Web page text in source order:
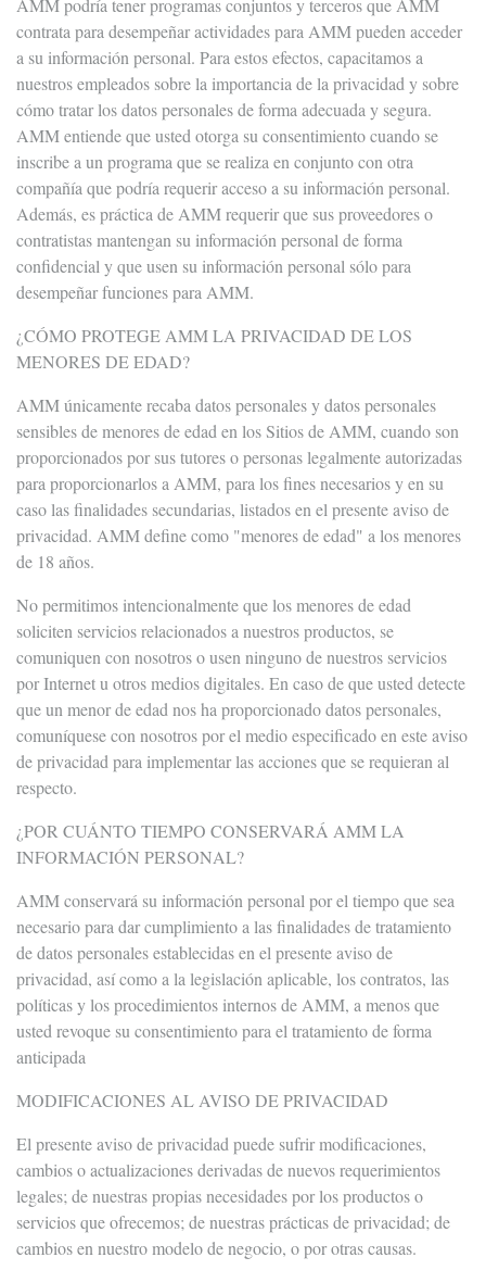
AMM podría tener programas conjuntos y terceros que AMM
contrata para desempeñar actividades para AMM pueden acceder
a su información personal. Para estos efectos, capacitamos a
nuestros empleados sobre la importancia de la privacidad y sobre
cómo tratar los datos personales de forma adecuada y segura.
AMM entiende que usted otorga su consentimiento cuando se
inscribe a un programa que se realiza en conjunto con otra
compañía que podría requerir acceso a su información personal.
Además, es práctica de AMM requerir que sus proveedores o
contratistas mantengan su información personal de forma
confidencial y que usen su información personal sólo para
desempeñar funciones para AMM.
¿CÓMO PROTEGE AMM LA PRIVACIDAD DE LOS
MENORES DE EDAD?
AMM únicamente recaba datos personales y datos personales
sensibles de menores de edad en los Sitios de AMM, cuando son
proporcionados por sus tutores o personas legalmente autorizadas
para proporcionarlos a AMM, para los fines necesarios y en su
caso las finalidades secundarias, listados en el presente aviso de
privacidad. AMM define como "menores de edad" a los menores
de 18 años.
No permitimos intencionalmente que los menores de edad
soliciten servicios relacionados a nuestros productos, se
comuniquen con nosotros o usen ninguno de nuestros servicios
por Internet u otros medios digitales. En caso de que usted detecte
que un menor de edad nos ha proporcionado datos personales,
comuníquese con nosotros por el medio especificado en este aviso
de privacidad para implementar las acciones que se requieran al
respecto.
¿POR CUÁNTO TIEMPO CONSERVARÁ AMM LA
INFORMACIÓN PERSONAL?
AMM conservará su información personal por el tiempo que sea
necesario para dar cumplimiento a las finalidades de tratamiento
de datos personales establecidas en el presente aviso de
privacidad, así como a la legislación aplicable, los contratos, las
políticas y los procedimientos internos de AMM, a menos que
usted revoque su consentimiento para el tratamiento de forma
anticipada
MODIFICACIONES AL AVISO DE PRIVACIDAD
El presente aviso de privacidad puede sufrir modificaciones,
cambios o actualizaciones derivadas de nuevos requerimientos
legales; de nuestras propias necesidades por los productos o
servicios que ofrecemos; de nuestras prácticas de privacidad; de
cambios en nuestro modelo de negocio, o por otras causas.